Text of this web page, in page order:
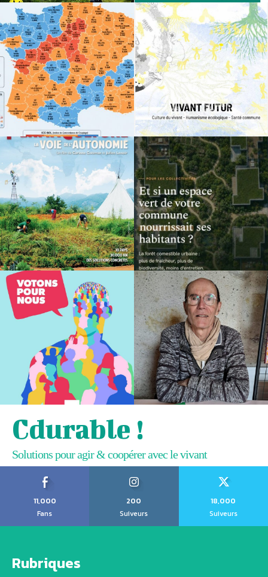
Cdurable !
Solutions pour agir & coopérer avec le vivant
11,000
Fans
200
Suiveurs
18,000
Suiveurs
Rubriques